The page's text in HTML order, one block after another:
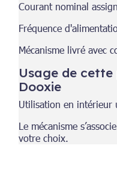
Courant nominal
Fréquence
Mécanisme livré avec
Usage de
Dooxie
Utilisation en intérieur
Le mécanisme
votre choix.